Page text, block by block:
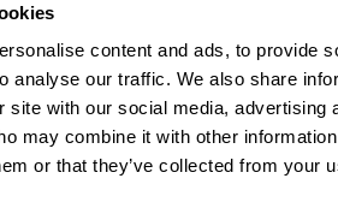
content and ads, to provide
analyse our traffic. We also share
site with our social media, advertising
may combine it with other
or that they’ve collected from your
ein